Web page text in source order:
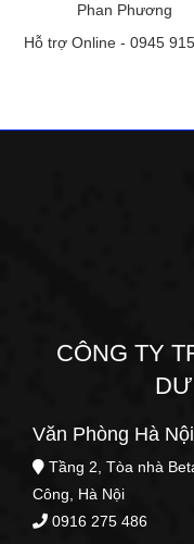
Phan Phương
Hỗ trợ Online - 0945
CÔNG TY
Văn Phòng Hà Nội
Tầng 2, Tòa nhà
Công, Hà Nội
0916 275 486